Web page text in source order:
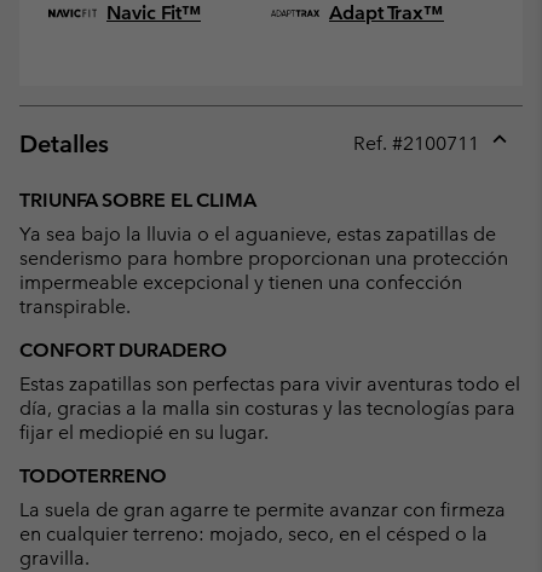
Navic Fit™ Adapt Trax™
Detalles Ref. #2100711
TRIUNFA SOBRE EL CLIMA
Ya sea bajo la lluvia o el aguanieve, estas zapatillas de
senderismo para hombre proporcionan una protección
impermeable excepcional y tienen una confección
transpirable.
CONFORT DURADERO
Estas zapatillas son perfectas para vivir aventuras todo el
día, gracias a la malla sin costuras y las tecnologías para
fijar el mediopié en su lugar.
TODOTERRENO
La suela de gran agarre te permite avanzar con firmeza
en cualquier terreno: mojado, seco, en el césped o la
gravilla.